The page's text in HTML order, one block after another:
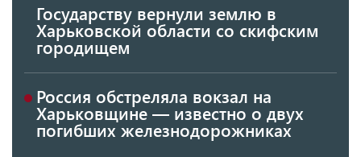
Государству вернули землю в
Харьковской области со скифским
городищем
Россия обстреляла вокзал на
Харьковщине — известно о двух
погибших железнодорожниках